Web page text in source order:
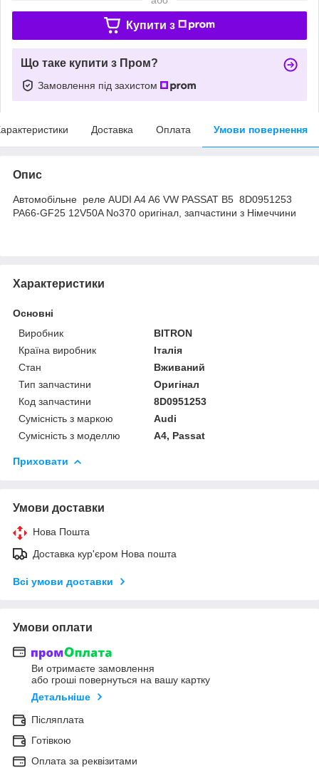
Купити з
Що таке купити з Пром?
Замовлення під захистом
Доставка Оплата Умови повернення
Опис
Автомобільне реле AUDI A4 A6 VW PASSAT B5 8D0951253
PA66-GF25 12V50A No370 оригінал, запчастини з Німеччини
Характеристики
Основні
Виробник
BITRON
Країна виробник
Італія
Стан
Вживаний
Тип запчастини
Оригінал
Код запчастини
8D0951253
Сумісність з маркою
Audi
Сумісність з моделлю
A4, Passat
Приховати
Умови доставки
Нова Пошта
Доставка кур'єром Нова пошта
Всі умови доставки
Умови оплати
Ви отримаєте замовлення
або гроші повернуться на вашу картку
Детальніше
Післяплата
Готівкою
Оплата за реквізитами